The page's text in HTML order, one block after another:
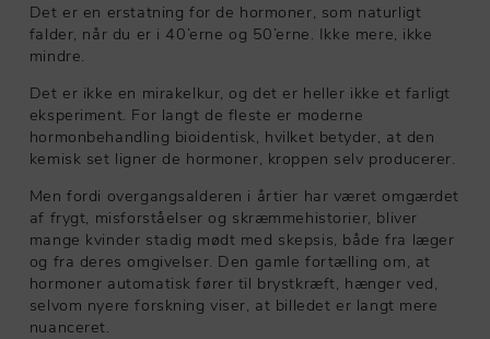
Det er en erstatning for de hormoner, som naturligt
falder, når du er i 40’erne og 50’erne. Ikke mere, ikke
mindre.
Det er ikke en mirakelkur, og det er heller ikke et farligt
eksperiment. For langt de fleste er moderne
hormonbehandling bioidentisk, hvilket betyder, at den
kemisk set ligner de hormoner, kroppen selv producerer.
Men fordi overgangsalderen i årtier har været omgærdet
af frygt, misforståelser og skræmmehistorier, bliver
mange kvinder stadig mødt med skepsis, både fra læger
og fra deres omgivelser. Den gamle fortælling om, at
hormoner automatisk fører til brystkræft, hænger ved,
selvom nyere forskning viser, at billedet er langt mere
nuanceret.